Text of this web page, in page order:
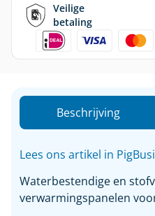
Veilige
betaling
Beschrijving
Lees ons artikel in
Waterbestendige en
verwarmingspanelen